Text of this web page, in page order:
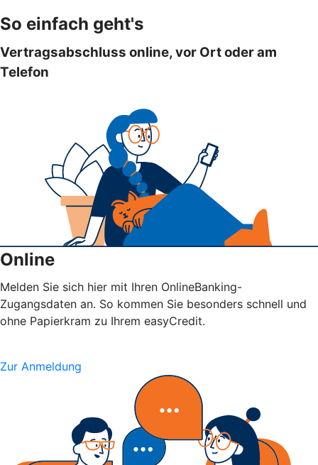
So einfach geht's
Vertragsabschluss online, vor Ort oder am
Telefon
Online
Melden Sie sich hier mit Ihren OnlineBanking-
Zugangsdaten an. So kommen Sie besonders schnell und
ohne Papierkram zu Ihrem easyCredit.
Zur Anmeldung